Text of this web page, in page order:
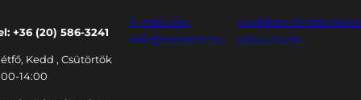
+36 (20) 586-3241
Kedd , Csütörtök
14:00
E-mail cím:
info@movtech.hu
Leveledre 24 órán belül
válaszolunk.